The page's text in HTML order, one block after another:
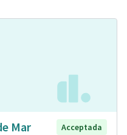
Mar
Acceptada